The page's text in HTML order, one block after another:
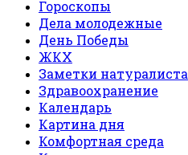
Гороскопы
Дела молодежные
День Победы
ЖКХ
Заметки натуралиста
Здравоохранение
Календарь
Картина дня
Комфортная среда